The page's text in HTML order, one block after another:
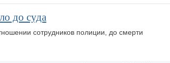
до суда
сотрудников полиции, до смерти